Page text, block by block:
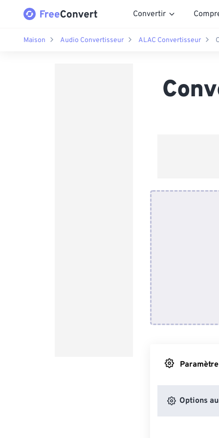
Convertir
Maison Audio Convertisseur ALAC Convertisseur
Options